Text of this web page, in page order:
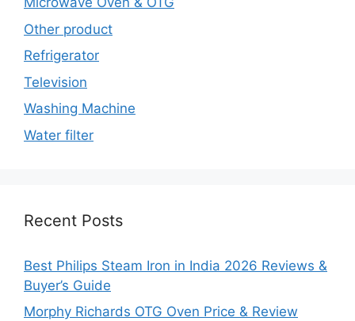
Other product
Refrigerator
Television
Washing Machine
Water filter
Recent Posts
Best Philips Steam Iron in India 2026 Reviews &
Buyer’s Guide
Morphy Richards OTG Oven Price & Review